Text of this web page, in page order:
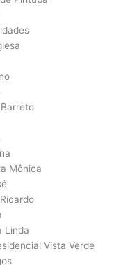
Mônica
Linda
Vista Verde